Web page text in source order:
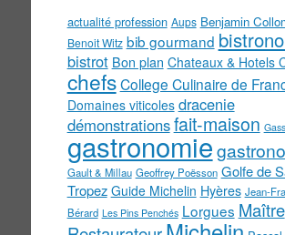
actualité profession Aups Benjamin
Benoit Witz bib gourmand
bistrot Bon plan Chateaux & Hotels
chefs College Culinaire de
Domaines viticoles dracenie
démonstrationsfait-maison
gastronomie
Gault & Millau Geoffrey Poësson Golfe de
Tropez Guide Michelin Hyères Jean-
Bérard Les Pins Penchés Lorgues Maître